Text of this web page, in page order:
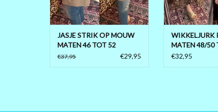
TOEVOEGEN AAN WINKELWAGEN
JASJE STRIK OP MOUW
MATEN 46 TOT 52
€37,95 €29,95
120 CM LANG
VOOR OVER DE
RUIM OVER
NIET
WIKKELJURK
MATEN 48/50
€32,95